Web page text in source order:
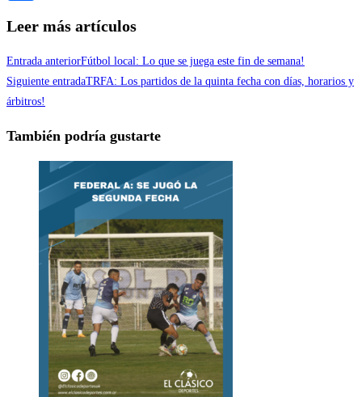
Leer más artículos
Entrada anteriorFútbol local: Lo que se juega este fin de semana!
Siguiente entradaTRFA: Los partidos de la quinta fecha con días, horarios y
árbitros!
También podría gustarte